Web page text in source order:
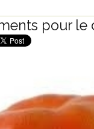
pour le